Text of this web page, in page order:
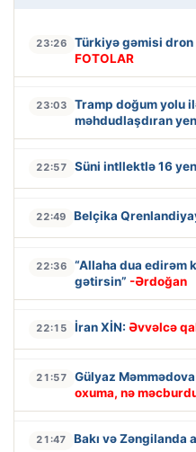
23:26 Türkiyə gəmisi dron
FOTOLAR
23:03
Tramp doğum yolu
məhdudlaşdıran
22:57 Süni intllektlə 16
22:49 Belçika
22:36
“Allaha dua edirəm
gətirsin” -Ərdoğan
22:15 İran XİN: Əvvəlcə
21:57 Gülyaz Məmmədova
oxuma, nə
21:47 Bakı və Zəngilanda